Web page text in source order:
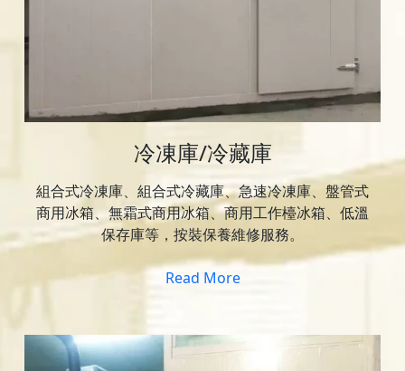
冷凍庫/冷藏庫
組合式冷凍庫、組合式冷藏庫、急速冷凍庫、盤管式
商用冰箱、無霜式商用冰箱、商用工作檯冰箱、低溫
保存庫等，按裝保養維修服務。
Read More